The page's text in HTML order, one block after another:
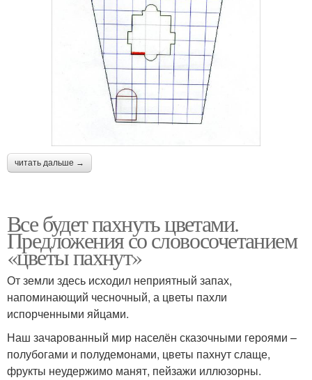
читать дальше →
Все будет пахнуть цветами.
Предложения со словосочетанием
«цветы пахнут»
От земли здесь исходил неприятный запах,
напоминающий чесночный, а цветы пахли
испорченными яйцами.
Наш зачарованный мир населён сказочными героями –
полубогами и полудемонами, цветы пахнут слаще,
фрукты неудержимо манят, пейзажи иллюзорны.